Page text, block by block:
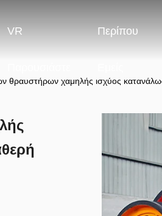
VR Περίπου
θραυστήρων χαμηλής ισχύος